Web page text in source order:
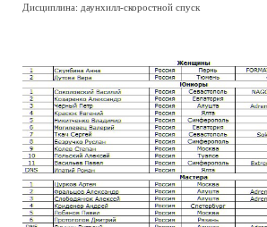
Дисциплина: даунхилл-скоростной спуск